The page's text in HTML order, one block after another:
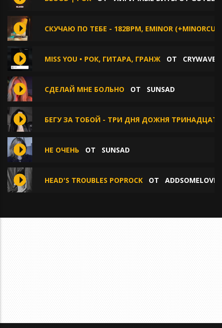
СКУЧАЮ ПО ТЕБЕ - 182BPM, EMINOR
MISS YOU • РОК, ГИТАРА, ГРАНЖ ОТ CRYWAVE.
СДЕЛАЙ МНЕ БОЛЬНО ОТ SUNSAD
БЕГУ ЗА ТОБОЙ - ТРИ ДНЯ ДОЖНЯ
НЕ ОЧЕНЬ ОТ SUNSAD
HEAD'S TROUBLES POPROCK ОТ ADDSOMELOVE